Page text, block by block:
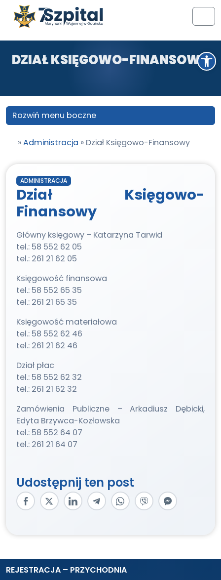
Otwórz pasek narzędzi
Przejdź do treści
Przejdź do stopki
DZIAŁ KSIĘGOWO-FINANSOWY
»Administracja » Dział Księgowo-Finansowy
ADMINISTRACJA
Dział Księgowo-
Finansowy
Główny księgowy – Katarzyna Tarwid
tel.: 58 552 62 05
tel.: 261 21 62 05
Księgowość finansowa
tel.: 58 552 65 35
tel.: 261 21 65 35
Księgowość materiałowa
tel.: 58 552 62 46
tel.: 261 21 62 46
Dział płac
tel.: 58 552 62 32
tel.: 261 21 62 32
Zamówienia Publiczne – Arkadiusz Dębicki,
Edyta Brzywca-Kozłowska
tel.: 58 552 64 07
tel.: 261 21 64 07
Udostępnij ten post
Rozwiń menu boczne
REJESTRACJA – PRZYCHODNIA